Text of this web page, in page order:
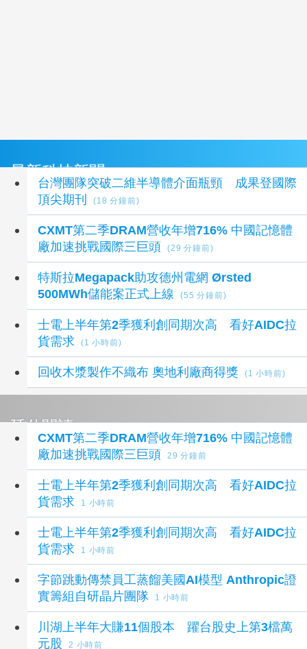
最新科技新聞
台灣團隊突破二維半導體介面瓶頸 成果登國際
頂尖期刊
(18 分鐘前)
CXMT第二季DRAM營收年增716% 中國記憶體
廠加速挑戰國際三巨頭
(29 分鐘前)
特斯拉Megapack助攻德州電網 Ørsted
500MWh儲能案正式上線
(55 分鐘前)
士電上半年第2季獲利創同期次高 看好AIDC拉
貨需求
(1 小時前)
回收木漿製作不織布 奧地利廠商得獎 (1 小時前)
延伸閱讀
CXMT第二季DRAM營收年增716% 中國記憶體
廠加速挑戰國際三巨頭
29 分鐘前
士電上半年第2季獲利創同期次高 看好AIDC拉
貨需求
1 小時前
士電上半年第2季獲利創同期次高 看好AIDC拉
貨需求
1 小時前
字節跳動傳禁員工蒸餾美國AI模型 Anthropic證
實籌組自研晶片團隊
1 小時前
川湖上半年大賺11個股本 躍台股史上第3檔萬
元股
2 小時前